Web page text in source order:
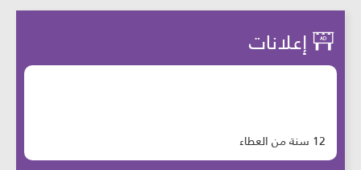
إعلانات
12 سنة من العطاء